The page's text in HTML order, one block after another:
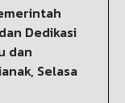
Dedikasi
dan
Selasa